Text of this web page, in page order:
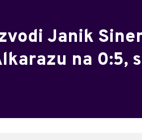
Janik
na 0:5,